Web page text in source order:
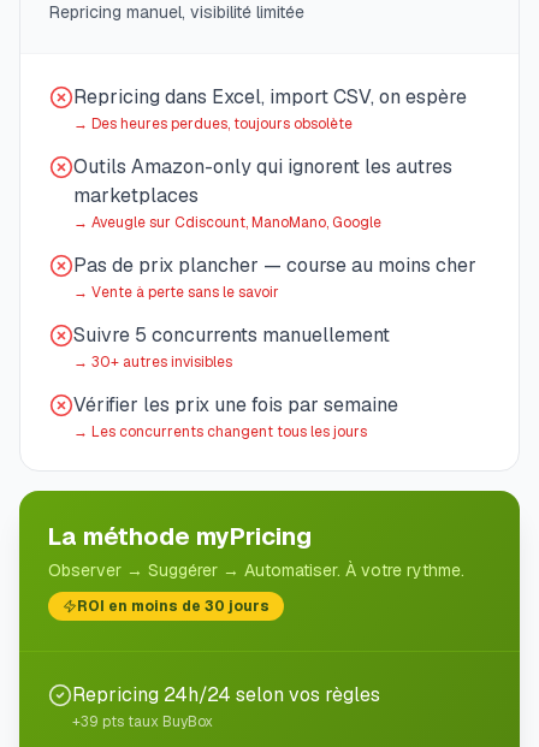
Repricing manuel, visibilité limitée
Repricing dans Excel, import CSV, on espère
→ Des heures perdues, toujours obsolète
Outils Amazon-only qui ignorent les autres
marketplaces
→ Aveugle sur Cdiscount, ManoMano, Google
Pas de prix plancher — course au moins cher
→ Vente à perte sans le savoir
Suivre 5 concurrents manuellement
→ 30+ autres invisibles
Vérifier les prix une fois par semaine
→ Les concurrents changent tous les jours
La méthode myPricing
Observer → Suggérer → Automatiser. À votre rythme.
ROI en moins de 30 jours
Repricing 24h/24 selon vos règles
+39 pts taux BuyBox